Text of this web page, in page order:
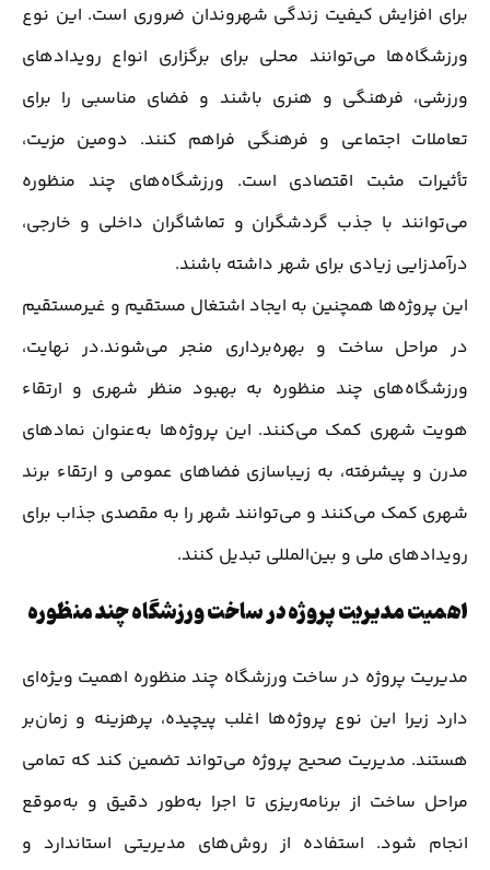
برای افزایش کیفیت زندگی شهروندان ضروری است. این نوع
ورزشگاه‌ها می‌توانند محلی برای برگزاری انواع رویدادهای
ورزشی، فرهنگی و هنری باشند و فضای مناسبی را برای
تعاملات اجتماعی و فرهنگی فراهم کنند. دومین مزیت،
تأثیرات مثبت اقتصادی است. ورزشگاه‌های چند منظوره
می‌توانند با جذب گردشگران و تماشاگران داخلی و خارجی،
درآمدزایی زیادی برای شهر داشته باشند.
این پروژه‌ها همچنین به ایجاد اشتغال مستقیم و غیرمستقیم
در مراحل ساخت و بهره‌برداری منجر می‌شوند.در نهایت،
ورزشگاه‌های چند منظوره به بهبود منظر شهری و ارتقاء
هویت شهری کمک می‌کنند. این پروژه‌ها به‌عنوان نمادهای
مدرن و پیشرفته، به زیباسازی فضاهای عمومی و ارتقاء برند
شهری کمک می‌کنند و می‌توانند شهر را به مقصدی جذاب برای
رویدادهای ملی و بین‌المللی تبدیل کنند.
اهمیت مدیریت پروژه در ساخت ورزشگاه چند منظوره
مدیریت پروژه در ساخت ورزشگاه چند منظوره اهمیت ویژه‌ای
دارد زیرا این نوع پروژه‌ها اغلب پیچیده، پرهزینه و زمان‌بر
هستند. مدیریت صحیح پروژه می‌تواند تضمین کند که تمامی
مراحل ساخت از برنامه‌ریزی تا اجرا به‌طور دقیق و به‌موقع
انجام شود. استفاده از روش‌های مدیریتی استاندارد و